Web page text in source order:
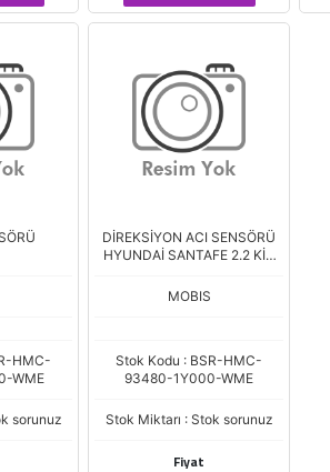
HMC-
WME
sorunuz
DİREKSİYON ACI SENSÖRÜ
HYUNDAİ SANTAFE 2.2 KİA
MOBIS
Stok Kodu : BSR-HMC-
93480-1Y000-WME
Stok Miktarı : Stok sorunuz
Fiyat